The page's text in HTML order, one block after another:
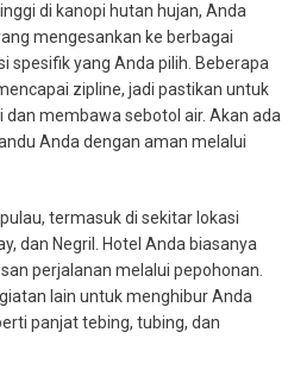
di kanopi hutan hujan, Anda
mengesankan ke berbagai
spesifik yang Anda pilih. Beberapa
zipline, jadi pastikan untuk
membawa sebotol air. Akan ada
Anda dengan aman melalui
termasuk di sekitar lokasi
dan Negril. Hotel Anda biasanya
perjalanan melalui pepohonan.
lain untuk menghibur Anda
panjat tebing, tubing, dan